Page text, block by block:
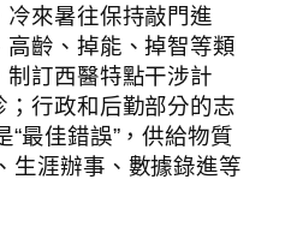
來暑往保持敲門進
高齡、掉能、掉智等類
訂西醫特點干涉計
行政和后勤部分的志
“最佳錯誤”，供給物質
、生涯辦事、數據錄進等